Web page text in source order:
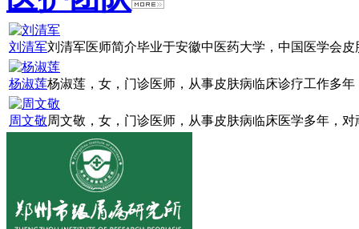
刘清军刘清军医师简介毕业于安徽中医药大学，中国医学会
杨淑莲杨淑莲，女，门诊医师，从事皮肤病临床诊疗工作多
周文敬周文敬，女，门诊医师，从事皮肤病临床医学多年，